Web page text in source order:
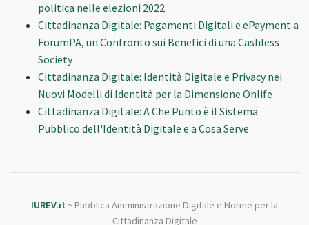
politica nelle elezioni 2022
Cittadinanza Digitale: Pagamenti Digitali e ePayment a
ForumPA, un Confronto sui Benefici di una Cashless
Society
Cittadinanza Digitale: Identità Digitale e Privacy nei
Nuovi Modelli di Identità per la Dimensione Onlife
Cittadinanza Digitale: A Che Punto è il Sistema
Pubblico dell'Identità Digitale e a Cosa Serve
IUREV.it ~ Pubblica Amministrazione Digitale e Norme per la
Cittadinanza Digitale